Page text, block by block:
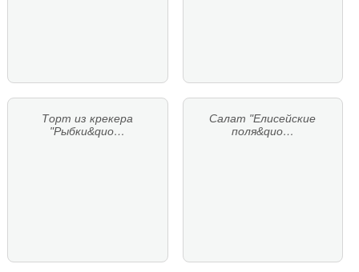
Торт из крекера
"Рыбки&quo…
Салат "Елисейские
поля&quo…